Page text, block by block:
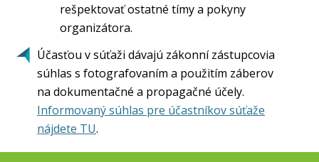
rešpektovať ostatné tímy a pokyny
organizátora.
Účasťou v súťaži dávajú zákonní zástupcovia
súhlas s fotografovaním a použitím záberov
na dokumentačné a propagačné účely.
Informovaný súhlas pre účastníkov súťaže
nájdete TU.